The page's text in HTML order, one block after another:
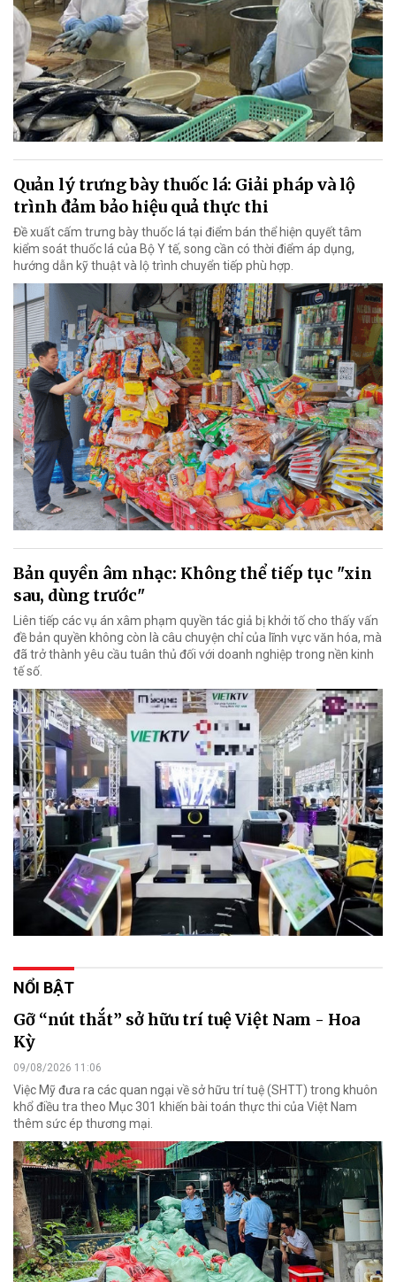
Quản lý trưng bày thuốc lá: Giải pháp và lộ
trình đảm bảo hiệu quả thực thi
Đề xuất cấm trưng bày thuốc lá tại điểm bán thể hiện quyết tâm
kiểm soát thuốc lá của Bộ Y tế, song cần có thời điểm áp dụng,
hướng dẫn kỹ thuật và lộ trình chuyển tiếp phù hợp.
Bản quyền âm nhạc: Không thể tiếp tục "xin
sau, dùng trước"
Liên tiếp các vụ án xâm phạm quyền tác giả bị khởi tố cho thấy vấn
đề bản quyền không còn là câu chuyện chỉ của lĩnh vực văn hóa, mà
đã trở thành yêu cầu tuân thủ đối với doanh nghiệp trong nền kinh
tế số.
NỔI BẬT
Gỡ “nút thắt” sở hữu trí tuệ Việt Nam - Hoa
Kỳ
09/08/2026 11:06
Việc Mỹ đưa ra các quan ngại về sở hữu trí tuệ (SHTT) trong khuôn
khổ điều tra theo Mục 301 khiến bài toán thực thi của Việt Nam
thêm sức ép thương mại.